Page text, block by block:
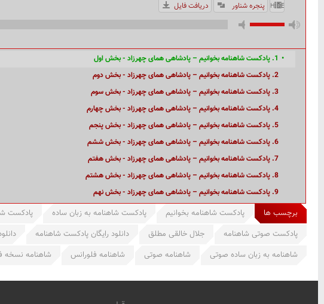
HIDE PLAYLIST پنجره شناور دریافت فایل
1. پادکست شاهنامه بخوانیم – پادشاهی همای چهرزاد - بخش اول
2. پادکست شاهنامه بخوانیم – پادشاهی همای چهرزاد - بخش دوم
3. پادکست شاهنامه بخوانیم – پادشاهی همای چهرزاد - بخش سوم
4. پادکست شاهنامه بخوانیم – پادشاهی همای چهرزاد - بخش چهارم
5. پادکست شاهنامه بخوانیم – پادشاهی همای چهرزاد - بخش پنجم
6. پادکست شاهنامه بخوانیم – پادشاهی همای چهرزاد - بخش ششم
7. پادکست شاهنامه بخوانیم – پادشاهی همای چهرزاد - بخش هفتم
8. پادکست شاهنامه بخوانیم – پادشاهی همای چهرزاد - بخش هشتم
9. پادکست شاهنامه بخوانیم – پادشاهی همای چهرزاد - بخش نهم
برچسب ها پادکست شاهنامه بخوانیم پادکست شاهنامه به زبان ساده پادکست
پادکست صوتی شاهنامه
جلال خالقی مطلق دانلود رایگان پادکست شاهنامه
شاهنامه به زبان ساده صوتی
شاهنامه صوتی شاهنامه فلورانس شاهنامه نسخه